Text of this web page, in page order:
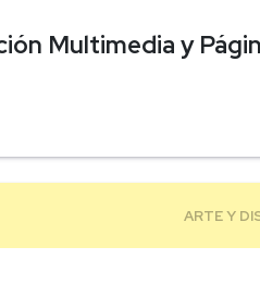
Multimedia y